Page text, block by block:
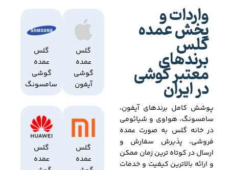
واردات و
پخش عمده
گلس
برندهای
معتبر گوشی
در ایران
پوشش کامل برندهای آیفون،
سامسونگ، هواوی و شیائومی
در خانه گلس به صورت عمده
فروشی، پذیرش سفارش و
ارسال در کوتاه ترین زمان ممکن
و ارائه بالاترین کیفیت و خدمات
گلس
عمده
گوشی
آیفون
گلس
عمده
گوشی
سامسونگ
گلس
عمده
گلس
عمده